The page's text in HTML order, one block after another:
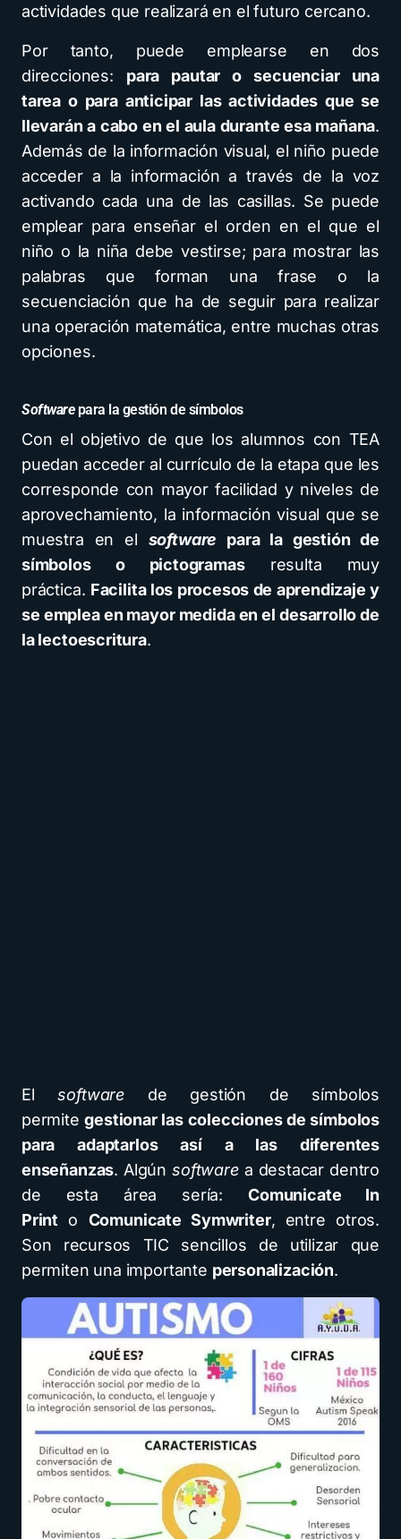
actividades que realizará en el futuro cercano.
Por tanto, puede emplearse en dos
direcciones: para pautar o secuenciar una
tarea o para anticipar las actividades que se
llevarán a cabo en el aula durante esa mañana.
Además de la información visual, el niño puede
acceder a la información a través de la voz
activando cada una de las casillas. Se puede
emplear para enseñar el orden en el que el
niño o la niña debe vestirse; para mostrar las
palabras que forman una frase o la
secuenciación que ha de seguir para realizar
una operación matemática, entre muchas otras
opciones.
Softwarepara la gestión de símbolos
Con el objetivo de que los alumnos con TEA
puedan acceder al currículo de la etapa que les
corresponde con mayor facilidad y niveles de
aprovechamiento, la información visual que se
muestra en el software para la gestión de
símbolos o pictogramasresulta muy
práctica. Facilita los procesos de aprendizaje y
se emplea en mayor medida en el desarrollo de
la lectoescritura.
Elsoftware de gestión de símbolos
permitegestionar las colecciones de símbolos
para adaptarlos así a las diferentes
enseñanzas. Algúnsoftwarea destacar dentro
de esta área sería:Comunicate In
Print o Comunicate Symwriter, entre otros.
Son recursos TIC sencillos de utilizar que
permiten una importante personalización.